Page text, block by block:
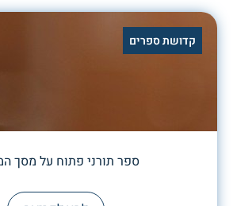
קדושת ספרים
ספר תורני פתוח על מסך